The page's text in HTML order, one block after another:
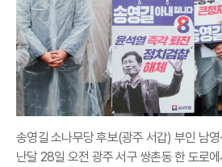
송영길 소나무당 후보(광주 서갑) 부인 남
난달 28일 오전 광주 서구 쌍촌동 한 도로